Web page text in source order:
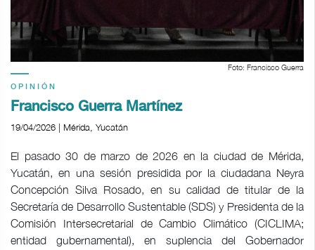
Foto: Francisco Guerra
OPINIÓN
Francisco Guerra Martínez
19/04/2026 | Mérida, Yucatán
El pasado 30 de marzo de 2026 en la ciudad de Mérida,
Yucatán, en una sesión presidida por la ciudadana Neyra
Concepción Silva Rosado, en su calidad de titular de la
Secretaría de Desarrollo Sustentable (SDS) y Presidenta de la
Comisión Intersecretarial de Cambio Climático (CICLIMA;
entidad gubernamental), en suplencia del Gobernador